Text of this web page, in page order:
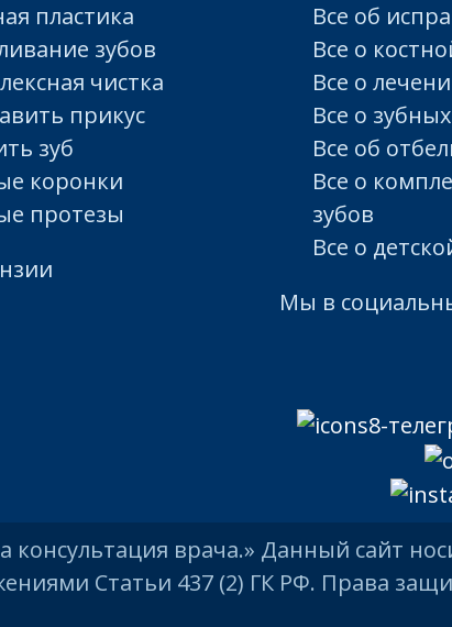
пластика
зубов
чистка
прикус
зуб
коронки
протезы
Все об
Все о
Все о
Все о
Все об
Все о
зубов
Все о
Мы в
врача.» Данный сайт
Статьи 437 (2) ГК РФ. Права